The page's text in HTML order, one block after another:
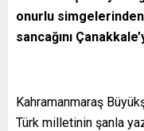
onurlu
sancağını
Kahramanmaraş
Türk milletinin şanla